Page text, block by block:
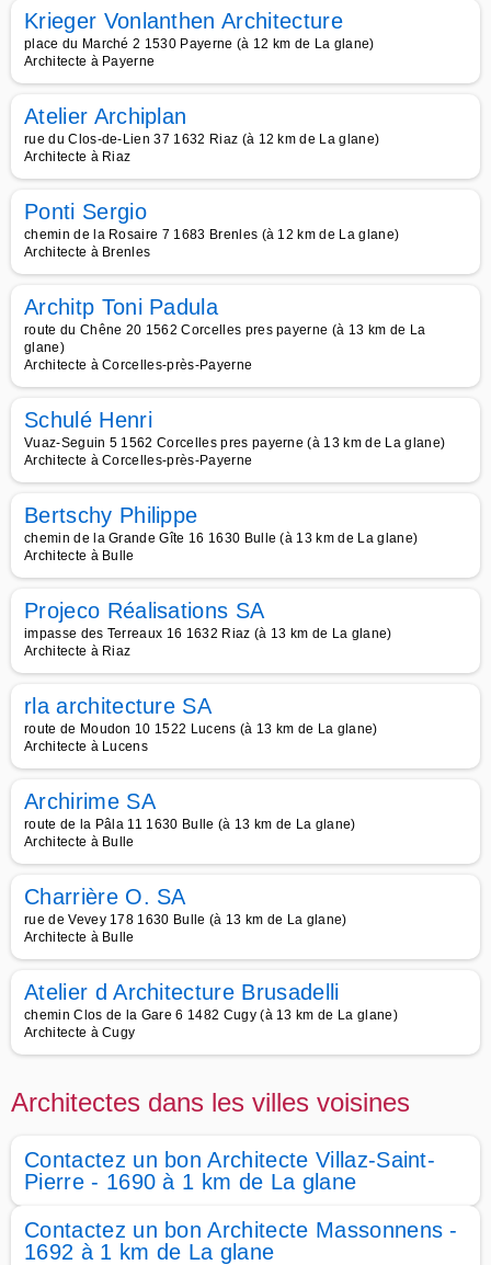
Krieger Vonlanthen Architecture
place du Marché 2 1530 Payerne (à 12 km de La glane)
Architecte à Payerne
Atelier Archiplan
rue du Clos-de-Lien 37 1632 Riaz (à 12 km de La glane)
Architecte à Riaz
Ponti Sergio
chemin de la Rosaire 7 1683 Brenles (à 12 km de La glane)
Architecte à Brenles
Architp Toni Padula
route du Chêne 20 1562 Corcelles pres payerne (à 13 km de La
glane)
Architecte à Corcelles-près-Payerne
Schulé Henri
Vuaz-Seguin 5 1562 Corcelles pres payerne (à 13 km de La glane)
Architecte à Corcelles-près-Payerne
Bertschy Philippe
chemin de la Grande Gîte 16 1630 Bulle (à 13 km de La glane)
Architecte à Bulle
Projeco Réalisations SA
impasse des Terreaux 16 1632 Riaz (à 13 km de La glane)
Architecte à Riaz
rla architecture SA
route de Moudon 10 1522 Lucens (à 13 km de La glane)
Architecte à Lucens
Archirime SA
route de la Pâla 11 1630 Bulle (à 13 km de La glane)
Architecte à Bulle
Charrière O. SA
rue de Vevey 178 1630 Bulle (à 13 km de La glane)
Architecte à Bulle
Atelier d Architecture Brusadelli
chemin Clos de la Gare 6 1482 Cugy (à 13 km de La glane)
Architecte à Cugy
Architectes dans les villes voisines
Contactez un bon Architecte Villaz-Saint-
Pierre - 1690 à 1 km de La glane
Contactez un bon Architecte Massonnens -
1692 à 1 km de La glane